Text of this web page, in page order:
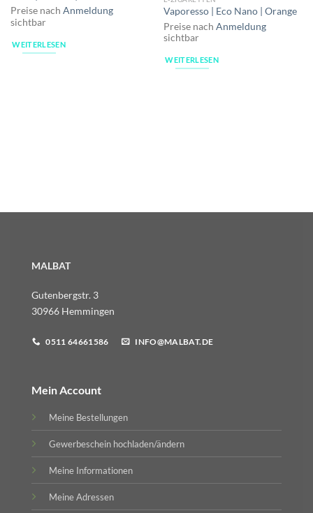
Preise nach Anmeldung
sichtbar
WEITERLESEN
Vaporesso | Eco Nano | Orange
Preise nach Anmeldung
sichtbar
WEITERLESEN
MALBAT
Gutenbergstr. 3
30966 Hemmingen
0511 64661586 INFO@MALBAT.DE
Mein Account
Meine Bestellungen
Gewerbeschein hochladen/ändern
Meine Informationen
Meine Adressen